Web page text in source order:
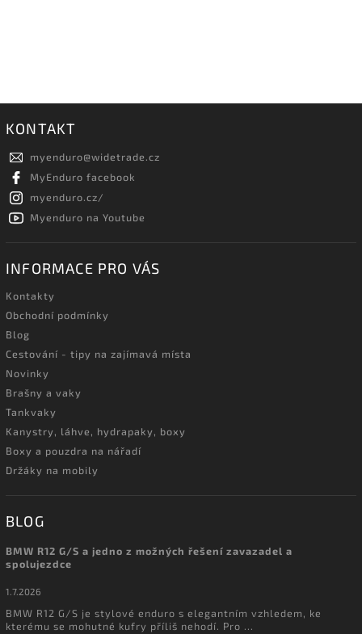
KONTAKT
myenduro@widetrade.cz
MyEnduro facebook
myenduro.cz/
Myenduro na Youtube
INFORMACE PRO VÁS
Kontakty
Obchodní podmínky
Blog
Cestování - tipy na zajímavá místa
Novinky
Brašny a vaky
Tankvaky
Kanystry, láhve, hydrapaky, boxy
Boxy a pouzdra na nářadí
Držáky na mobily
BLOG
BMW R12 G/S a jedno z možných řešení zavazadel a
spolujezdce
1.7.2026
BMW R12 G/S je stylové enduro s elegantním vzhledem, ke
kterému se mohutné kufry příliš nehodí. Pro ...